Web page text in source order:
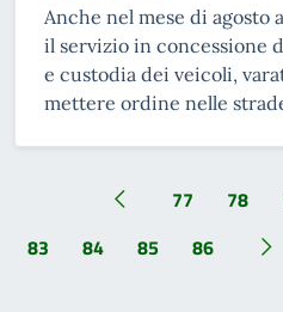
Anche nel mese di agosto
il servizio in concessione
e custodia dei veicoli,
mettere ordine nelle
77 78
83
84 85 86